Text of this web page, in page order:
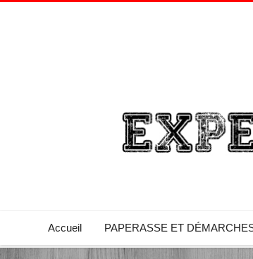
Accueil PAPERASSE ET